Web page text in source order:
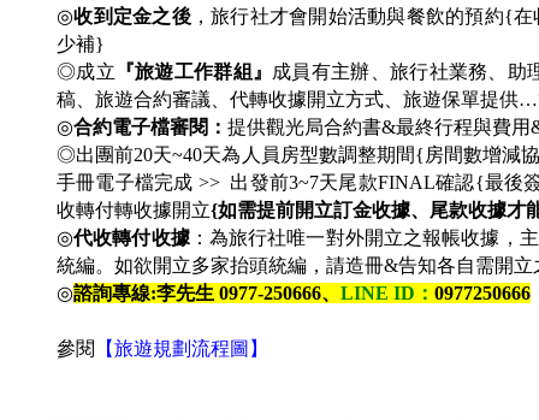
◎收到定金之後，旅行社才會開始活動與餐飲的預約{
少補}
◎成立 『旅遊工作群組』
成員有主辦、旅行社業務、
稿、旅遊合約審議、代轉收據開立方式、旅遊保單提供
◎合約電子檔審閱： 提供觀光局合約書&最終行程與費
◎出團前20天~40天為人員房型數調整期間{房間數增減
手冊電子檔完成 >> 出發前3~7天尾款FINAL確認{最後
收轉付轉收據開立{如需提前開立訂金收據、尾款收據才
◎代收轉付收據：為旅行社唯一對外開立之報帳收據，
統編。如欲開立多家抬頭統編，請造冊&告知各自需開
◎諮詢專線:李先生 0977-250666、 LINE ID ： 0977250666
參閱 【旅遊規劃流程圖】